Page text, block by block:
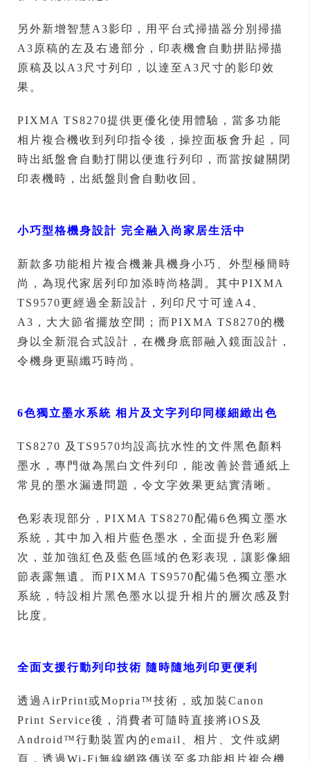
另外新增智慧A3影印，用平台式掃描器分別掃描
A3原稿的左及右邊部分，印表機會自動拼貼掃描
原稿及以A3尺寸列印，以達至A3尺寸的影印效
果。
PIXMA TS8270提供更優化使用體驗，當多功能
相片複合機收到列印指令後，操控面板會升起，同
時出紙盤會自動打開以便進行列印，而當按鍵關閉
印表機時，出紙盤則會自動收回。
小巧型格機身設計 完全融入尚家居生活中
新款多功能相片複合機兼具機身小巧、外型極簡時
尚，為現代家居列印加添時尚格調。其中PIXMA
TS9570更經過全新設計，列印尺寸可達A4、
A3，大大節省擺放空間；而PIXMA TS8270的機
身以全新混合式設計，在機身底部融入鏡面設計，
令機身更顯纖巧時尚。
6色獨立墨水系統 相片及文字列印同樣細緻出色
TS8270 及TS9570均設高抗水性的文件黑色顏料
墨水，專門做為黑白文件列印，能改善於普通紙上
常見的墨水漏邊問題，令文字效果更結實清晰。
色彩表現部分，PIXMA TS8270配備6色獨立墨水
系統，其中加入相片藍色墨水，全面提升色彩層
次，並加強紅色及藍色區域的色彩表現，讓影像細
節表露無遺。而PIXMA TS9570配備5色獨立墨水
系統，特設相片黑色墨水以提升相片的層次感及對
比度。
全面支援行動列印技術 隨時隨地列印更便利
透過AirPrint或Mopria™技術，或加裝Canon
Print Service後，消費者可隨時直接將iOS及
Android™行動裝置內的email、相片、文件或網
頁，透過Wi-Fi無線網路傳送至多功能相片複合機